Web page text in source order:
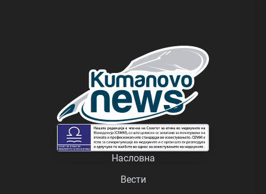
Насловна
Вести